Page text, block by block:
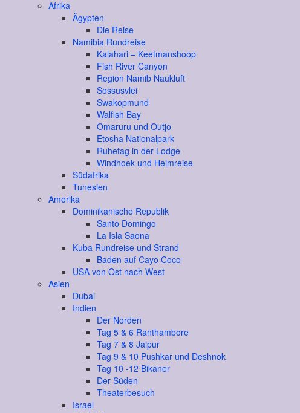
Afrika
Ägypten
Die Reise
Namibia Rundreise
Kalahari – Keetmanshoop
Fish River Canyon
Region Namib Naukluft
Sossusvlei
Swakopmund
Walfish Bay
Omaruru und Outjo
Etosha Nationalpark
Ruhetag in der Lodge
Windhoek und Heimreise
Südafrika
Tunesien
Amerika
Dominikanische Republik
Santo Domingo
La Isla Saona
Kuba Rundreise und Strand
Baden auf Cayo Coco
USA von Ost nach West
Asien
Dubai
Indien
Der Norden
Tag 5 & 6 Ranthambore
Tag 7 & 8 Jaipur
Tag 9 & 10 Pushkar und Deshnok
Tag 10 -12 Bikaner
Der Süden
Theaterbesuch
Israel